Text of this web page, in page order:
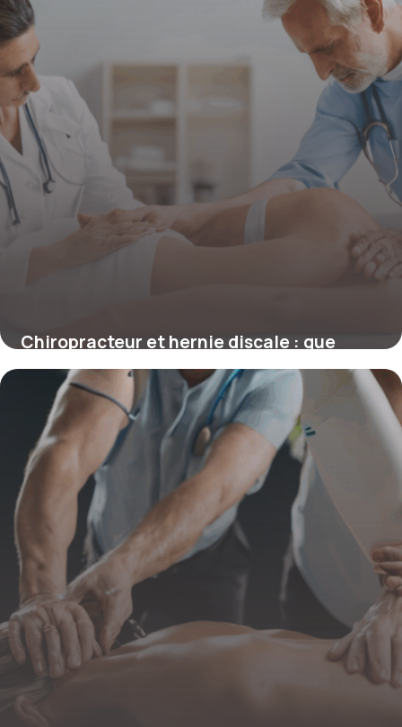
Chiropracteur et hernie discale : que
pensent vraiment les patients ? Analyse,
efficacité et retours d’expérience
4 juillet 2025